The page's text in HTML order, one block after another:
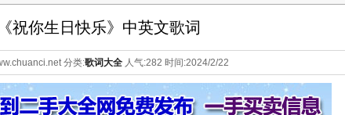
祝你生日快乐》中英文歌词
分类:歌词大全人气:282 时间:2024/2/22